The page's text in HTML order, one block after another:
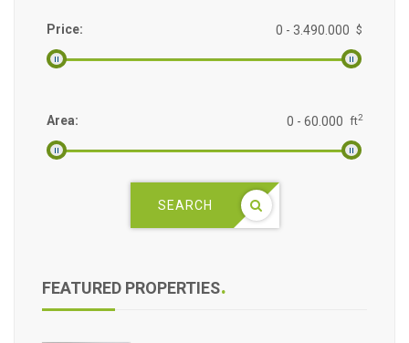
Price: $
Area: ft2
SEARCH
FEATURED PROPERTIES